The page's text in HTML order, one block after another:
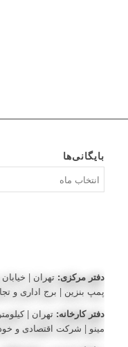
بایگانی‌ها
دفتر مرکزی: تهران |
پمپ بنزین | برج اداری و
دفتر کارخانه:
مینو | شرکت اقتصادی و